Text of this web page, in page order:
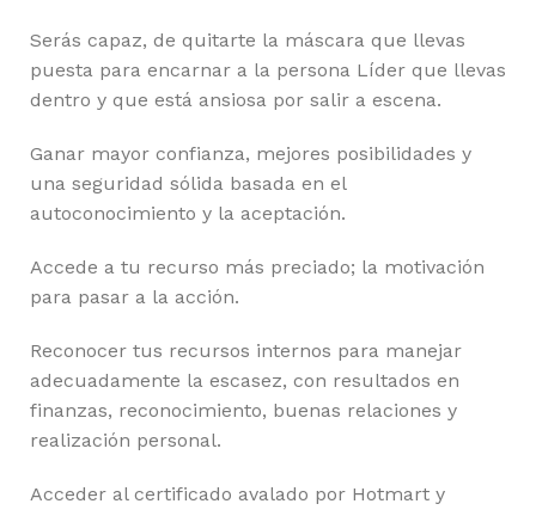
Serás capaz, de quitarte la máscara que llevas
puesta para encarnar a la persona Líder que llevas
dentro y que está ansiosa por salir a escena.
Ganar mayor confianza, mejores posibilidades y
una seguridad sólida basada en el
autoconocimiento y la aceptación.
Accede a tu recurso más preciado; la motivación
para pasar a la acción.
Reconocer tus recursos internos para manejar
adecuadamente la escasez, con resultados en
finanzas, reconocimiento, buenas relaciones y
realización personal.
Acceder al certificado avalado por Hotmart y